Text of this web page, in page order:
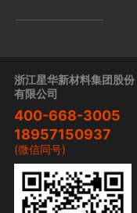
浙江星华新材料集团股份
有限公司
400-668-3005
18957150937
(微信同号)